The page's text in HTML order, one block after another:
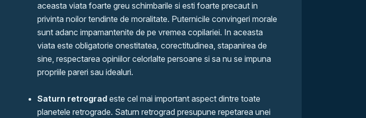
aceasta viata foarte greu schimbarile si esti foarte precaut in
privinta noilor tendinte de moralitate. Puternicile convingeri morale
sunt adanc impamantenite de pe vremea copilariei. In aceasta
viata este obligatorie onestitatea, corectitudinea, stapanirea de
sine, respectarea opiniilor celorlalte persoane si sa nu se impuna
propriile pareri sau idealuri.
Saturn retrograd este cel mai important aspect dintre toate
planetele retrograde. Saturn retrograd presupune repetarea unei